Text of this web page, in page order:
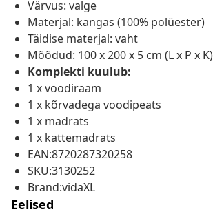
Värvus: valge
Materjal: kangas (100% polüester)
Täidise materjal: vaht
Mõõdud: 100 x 200 x 5 cm (L x P x K)
Komplekti kuulub:
1 x voodiraam
1 x kõrvadega voodipeats
1 x madrats
1 x kattemadrats
EAN:8720287320258
SKU:3130252
Brand:vidaXL
Eelised